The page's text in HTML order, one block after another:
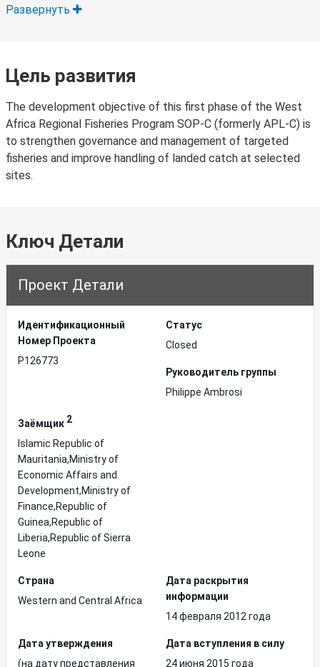
Развернуть
Цель развития
The development objective of this first phase of the West
Africa Regional Fisheries Program SOP-C (formerly APL-C) is
to strengthen governance and management of targeted
fisheries and improve handling of landed catch at selected
sites.
Ключ Детали
Проект Детали
Идентификационный
Hомер Проекта
P126773
Статус
Closed
Руководитель группы
Philippe Ambrosi
Заёмщик 2
Islamic Republic of
Mauritania,Ministry of
Economic Affairs and
Development,Ministry of
Finance,Republic of
Guinea,Republic of
Liberia,Republic of Sierra
Leone
Страна
Western and Central Africa
Дата раскрытия
информации
14 февраля 2012 года
Дата утверждения
(на дату представления
Дата вступления в силу
24 июня 2015 года